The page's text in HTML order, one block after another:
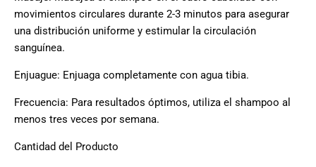
movimientos circulares durante 2-3 minutos para asegurar
una distribución uniforme y estimular la circulación
sanguínea.
Enjuague: Enjuaga completamente con agua tibia.
Frecuencia: Para resultados óptimos, utiliza el shampoo al
menos tres veces por semana.
Cantidad del Producto